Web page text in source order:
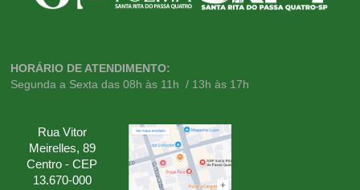
HORÁRIO DE ATENDIMENTO:
Segunda a Sexta das 08h às 11h / 13h às 17h
Rua Vitor
Meirelles, 89
Centro - CEP
13.670-000